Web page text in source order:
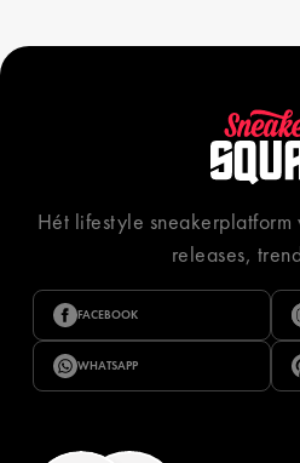
Hét lifestyle
releases,
FACEBOOK
WHATSAPP